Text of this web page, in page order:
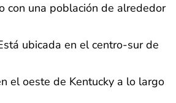
con una población de alrededor
ubicada en el centro-sur de
el oeste de Kentucky a lo largo